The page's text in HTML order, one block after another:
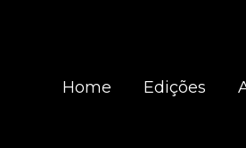
Home Edições